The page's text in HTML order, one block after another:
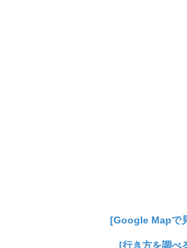
[Google Mapで
[行き方を調べ